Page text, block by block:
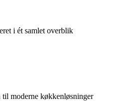
i ét samlet overblik
moderne køkkenløsninger